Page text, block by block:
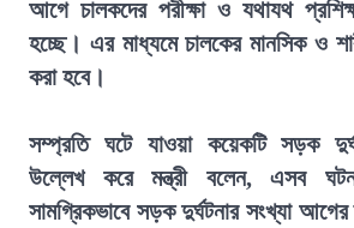
আগে চালকদের পরীক্ষা ও যথাযথ
হচ্ছে। এর মাধ্যমে চালকের মানসিক ও
করা হবে।
সম্প্রতি ঘটে যাওয়া কয়েকটি সড়ক
উল্লেখ করে মন্ত্রী বলেন, এসব
সামগ্রিকভাবে সড়ক দুর্ঘটনার সংখ্যা আগের